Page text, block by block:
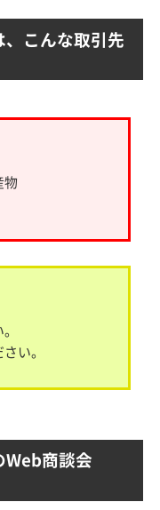
こんな取引先
物
い。
Web商談会